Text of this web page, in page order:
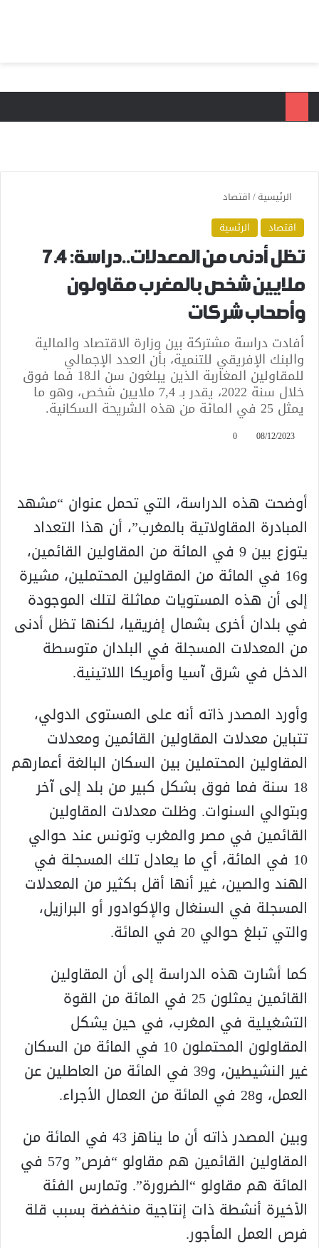
الرئيسية/اقتصاد
اقتصاد
الرئسية
تظل أدنى من المعدلات..دراسة: 7.4
ملايين شخص بالمغرب مقاولون
وأصحاب شركات
أفادت دراسة مشتركة بين وزارة الاقتصاد والمالية
والبنك الإفريقي للتنمية، بأن العدد الإجمالي
للمقاولين المغاربة الذين يبلغون سن الـ18 فما فوق
خلال سنة 2022، يقدر بـ 7,4 ملايين شخص، وهو ما
يمثل 25 في المائة من هذه الشريحة السكانية.
08/12/2023
0
أوضحت هذه الدراسة، التي تحمل عنوان “مشهد
المبادرة المقاولاتية بالمغرب”، أن هذا التعداد
يتوزع بين 9 في المائة من المقاولين القائمين،
و16 في المائة من المقاولين المحتملين، مشيرة
إلى أن هذه المستويات مماثلة لتلك الموجودة
في بلدان أخرى بشمال إفريقيا، لكنها تظل أدنى
من المعدلات المسجلة في البلدان متوسطة
الدخل في شرق آسيا وأمريكا اللاتينية.
وأورد المصدر ذاته أنه على المستوى الدولي،
تتباين معدلات المقاولين القائمين ومعدلات
المقاولين المحتملين بين السكان البالغة أعمارهم
18 سنة فما فوق بشكل كبير من بلد إلى آخر
وبتوالي السنوات. وظلت معدلات المقاولين
القائمين في مصر والمغرب وتونس عند حوالي
10 في المائة، أي ما يعادل تلك المسجلة في
الهند والصين، غير أنها أقل بكثير من المعدلات
المسجلة في السنغال والإكوادور أو البرازيل،
والتي تبلغ حوالي 20 في المائة.
كما أشارت هذه الدراسة إلى أن المقاولين
القائمين يمثلون 25 في المائة من القوة
التشغيلية في المغرب، في حين يشكل
المقاولون المحتملون 10 في المائة من السكان
غير النشيطين، و39 في المائة من العاطلين عن
العمل، و28 في المائة من العمال الأجراء.
وبين المصدر ذاته أن ما يناهز 43 في المائة من
المقاولين القائمين هم مقاولو “فرص” و57 في
المائة هم مقاولو “الضرورة”. وتمارس الفئة
الأخيرة أنشطة ذات إنتاجية منخفضة بسبب قلة
فرص العمل المأجور.